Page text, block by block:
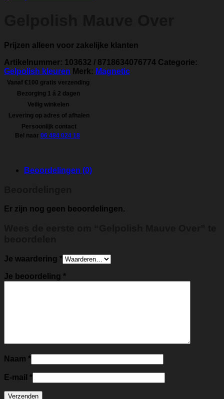
Prijzen alleen voor zakelijke klanten
Artikelnummer: 103632 / 8718634076774 Categorie:
Gelpolish kleuren Merk: Magnetic
Vanaf €100 gratis verzending
Bezorging 1 á 2 dagen
Veilig winkelen
Levering op adres of afhalen
Persoonlijk contact
Bel naar 06 484 024 18
Beoordelingen (0)
Er zijn nog geen beoordelingen.
Je waardering *
Je beoordeling *
Naam *
E-mail *